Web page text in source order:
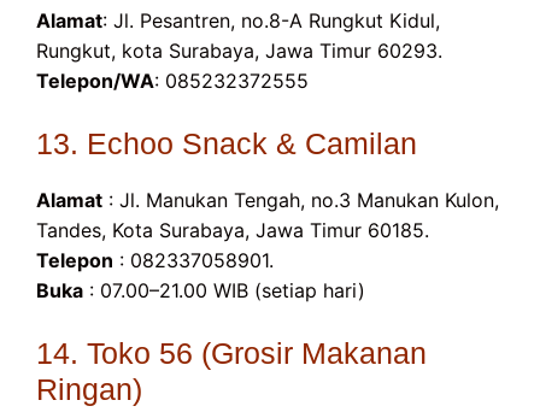
Alamat: Jl. Pesantren, no.8-A Rungkut Kidul,
Rungkut, kota Surabaya, Jawa Timur 60293.
Telepon/WA: 085232372555
13. Echoo Snack & Camilan
Alamat : Jl. Manukan Tengah, no.3 Manukan Kulon,
Tandes, Kota Surabaya, Jawa Timur 60185.
Telepon : 082337058901.
Buka : 07.00–21.00 WIB (setiap hari)
14. Toko 56 (Grosir Makanan
Ringan)